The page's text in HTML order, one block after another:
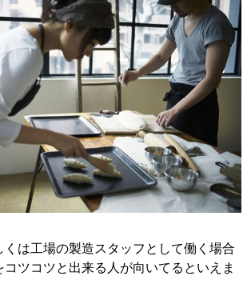
くは工場の製造スタッフとして働く場合
ツコツと出来る人が向いてるといえま